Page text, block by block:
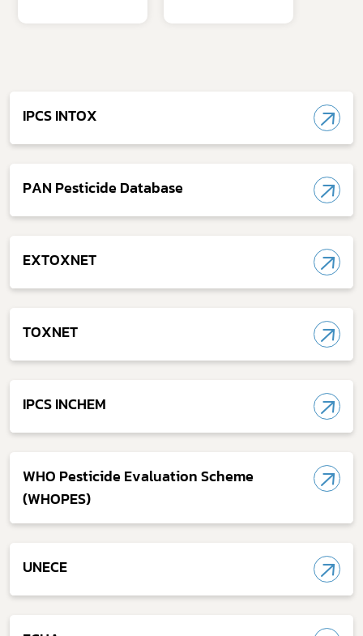
IPCS INTOX
PAN Pesticide Database
EXTOXNET
TOXNET
IPCS INCHEM
WHO Pesticide Evaluation Scheme
(WHOPES)
UNECE
เลือกหัวข้อที่ท่านต้องการ Subscribe
ผู้ประกอบการณ์
พรบ